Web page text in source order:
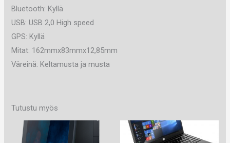
Bluetooth: Kyllä
USB: USB 2,0 High speed
GPS: Kyllä
Mitat: 162mmx83mmx12,85mm
Väreinä: Keltamusta ja musta
Tutustu myös